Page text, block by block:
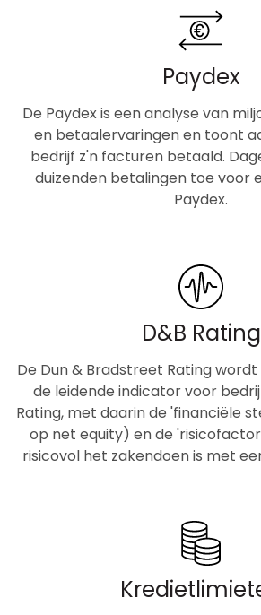
Paydex
De Paydex is een analyse van
en betaalervaringen en toont
bedrijf z'n facturen betaald.
duizenden betalingen toe voor
Paydex.
D&B Rating
De Dun & Bradstreet Rating wordt
de leidende indicator voor
Rating, met daarin de 'financiële
op net equity) en de
risicovol het zakendoen is met